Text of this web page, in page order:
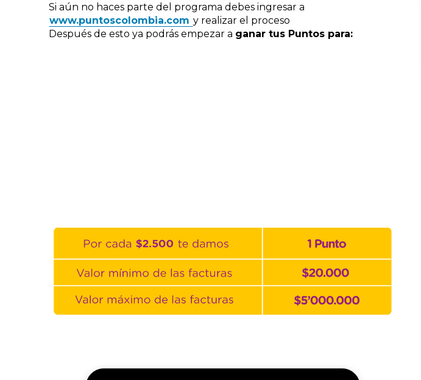
Si aún no haces parte del programa debes ingresar a
www.puntoscolombia.com y realizar el proceso
Después de esto ya podrás empezar a ganar tus Puntos para: